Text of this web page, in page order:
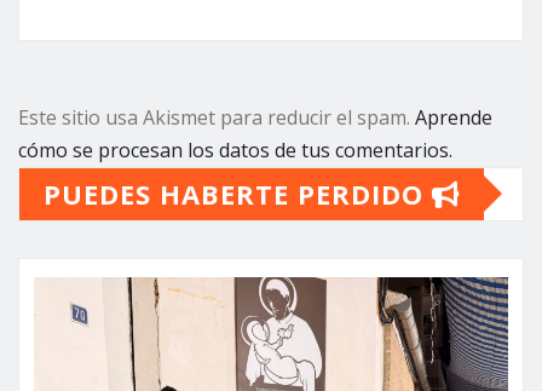
Este sitio usa Akismet para reducir el spam. Aprende
cómo se procesan los datos de tus comentarios.
PUEDES HABERTE PERDIDO